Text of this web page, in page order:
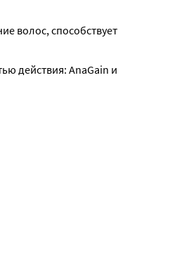
волос, способствует
действия: AnaGain и